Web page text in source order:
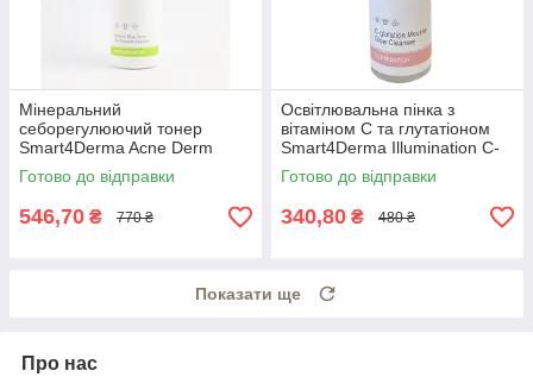
Мінеральний
себорегулюючий тонер
Smart4Derma Acne Derm
Active MINERAL BHA-TONER
DE-BLEMISH SOLUTION
Готово до відправки
546,70 ₴ 770 ₴
Освітлювальна пінка з
вітаміном C та глутатіоном
Smart4Derma Illumination C-
glutation Mousse Glow
Cleanser 80мл
Готово до відправки
340,80 ₴ 480 ₴
Показати ще
Про нас